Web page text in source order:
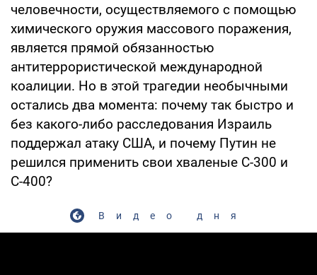
человечности, осуществляемого с помощью
химического оружия массового поражения,
является прямой обязанностью
антитеррористической международной
коалиции. Но в этой трагедии необычными
остались два момента: почему так быстро и
без какого-либо расследования Израиль
поддержал атаку США, и почему Путин не
решился применить свои хваленые С-300 и
С-400?
Видео дня